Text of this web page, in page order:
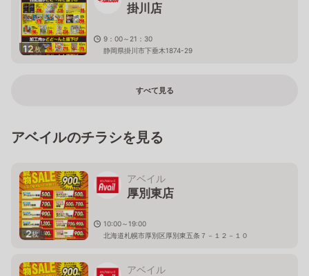
12枚
掛川店
9：00～21：30
静岡県掛川市下垂木1874-29
すべて見る
アベイルのチラシを見る
2枚
アベイル
厚別東店
10:00～19:00
北海道札幌市厚別区厚別東五条７－１２－１０
アベイル